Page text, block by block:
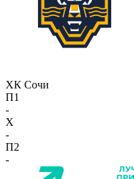
ХК Сочи
П1
-
X
-
П2
-